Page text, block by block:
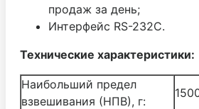
продаж за день;
Интерфейс RS-232C.
Технические характеристики:
Наибольший предел
взвешивания (НПВ), г: